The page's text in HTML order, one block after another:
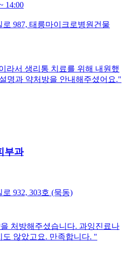
14:00
987, 태릉마이크로병원건물
라서 생리통 치료를 위해 내원했
명과 약처방을 안내해주셨어요."
부과
932, 303호 (묵동)
처방해주셨습니다. 과잉진료나
않았고요. 만족합니다. "